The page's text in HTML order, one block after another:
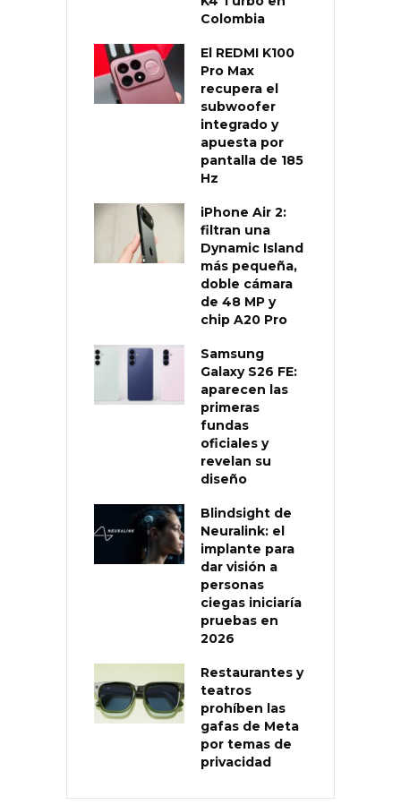
Colombia
El REDMI K100
Pro Max
recupera el
subwoofer
integrado y
apuesta por
pantalla de 185
Hz
iPhone Air 2:
filtran una
Dynamic Island
más pequeña,
doble cámara
de 48 MP y
chip A20 Pro
Samsung
Galaxy S26 FE:
aparecen las
primeras
fundas
oficiales y
revelan su
diseño
Blindsight de
Neuralink: el
implante para
dar visión a
personas
ciegas iniciaría
pruebas en
2026
Restaurantes y
teatros
prohíben las
gafas de Meta
por temas de
privacidad